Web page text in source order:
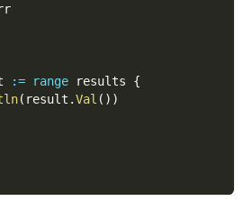
:= range results {
( result .Val ( ) )